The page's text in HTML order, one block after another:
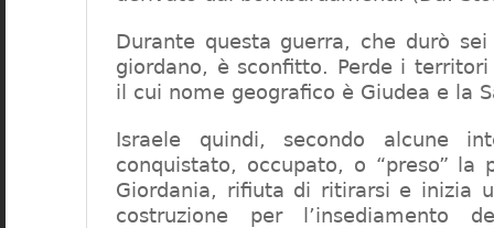
Durante questa guerra, che durò sei
giordano, è sconfitto. Perde i
il cui nome geografico è Giudea e la
Israele quindi, secondo alcune
conquistato, occupato, o “preso” la
Giordania, rifiuta di ritirarsi e inizia
costruzione per l’insediamento